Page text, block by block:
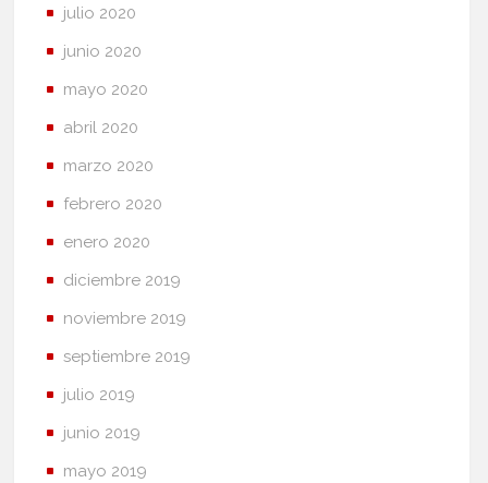
julio 2020
junio 2020
mayo 2020
abril 2020
marzo 2020
febrero 2020
enero 2020
diciembre 2019
noviembre 2019
septiembre 2019
julio 2019
junio 2019
mayo 2019